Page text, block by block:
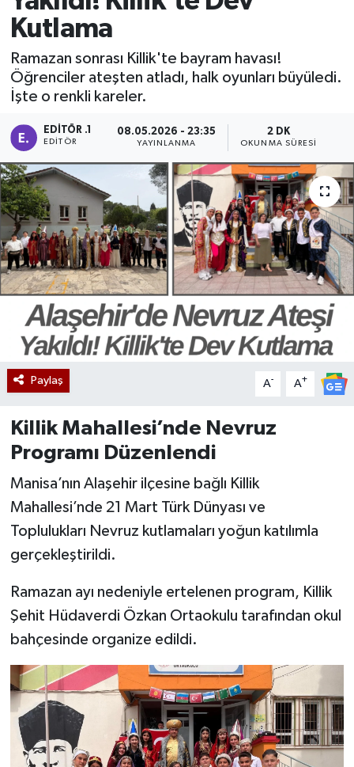
Kutlama
Ramazan sonrası Killik'te bayram havası!
Öğrenciler ateşten atladı, halk oyunları büyüledi.
İşte o renkli kareler.
EDITÖR .1
EDITÖR
08.05.2026 - 23:35
YAYINLANMA
2 DK
OKUNMA SÜRESI
Paylaş A- A+
Killik Mahallesi’nde Nevruz
Programı Düzenlendi
Manisa’nın Alaşehir ilçesine bağlı Killik
Mahallesi’nde 21 Mart Türk Dünyası ve
Toplulukları Nevruz kutlamaları yoğun katılımla
gerçekleştirildi.
Ramazan ayı nedeniyle ertelenen program, Killik
Şehit Hüdaverdi Özkan Ortaokulu tarafından okul
bahçesinde organize edildi.
Manisaspor
Sağlık
Yaşam
Gizlilik Sözleşmesi
İletişim